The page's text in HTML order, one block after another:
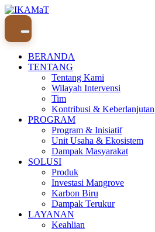
Skip
to
content
BERANDA
TENTANG
Tentang Kami
Wilayah Intervensi
Tim
Kontribusi & Keberlanjutan
PROGRAM
Program & Inisiatif
Unit Usaha & Ekosistem
Dampak Masyarakat
SOLUSI
Produk
Investasi Mangrove
Karbon Biru
Dampak Terukur
LAYANAN
Keahlian